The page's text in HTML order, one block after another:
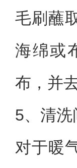
毛刷蘸
海绵或
布，并
5、清洗
对于暖